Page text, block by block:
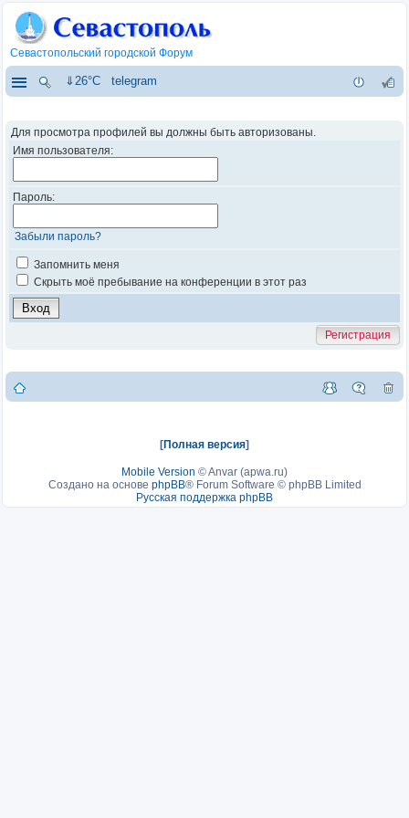
Севастопольский городской Форум
⇓26°C telegram
Для просмотра профилей вы должны быть авторизованы.
Имя пользователя:
Пароль:
Забыли пароль?
Запомнить меня
Скрыть моё пребывание на конференции в этот раз
Регистрация
[Полная версия]
Mobile Version ©Anvar (apwa.ru)
Создано на основе phpBB® Forum Software © phpBB Limited
Русская поддержка phpBB